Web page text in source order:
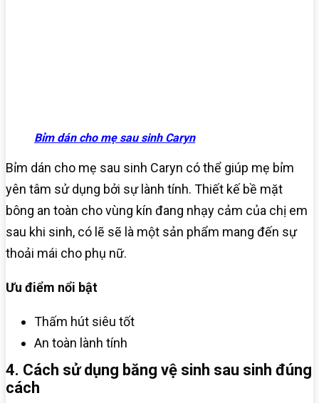
Bỉm dán cho mẹ sau sinh Caryn
Bỉm dán cho mẹ sau sinh Caryn có thể giúp mẹ bỉm
yên tâm sử dụng bởi sự lành tính. Thiết kế bề mặt
bông an toàn cho vùng kín đang nhạy cảm của chị em
sau khi sinh, có lẽ sẽ là một sản phẩm mang đến sự
thoải mái cho phụ nữ.
Ưu điểm nổi bật
Thấm hút siêu tốt
An toàn lành tính
4. Cách sử dụng băng vệ sinh sau sinh đúng
cách